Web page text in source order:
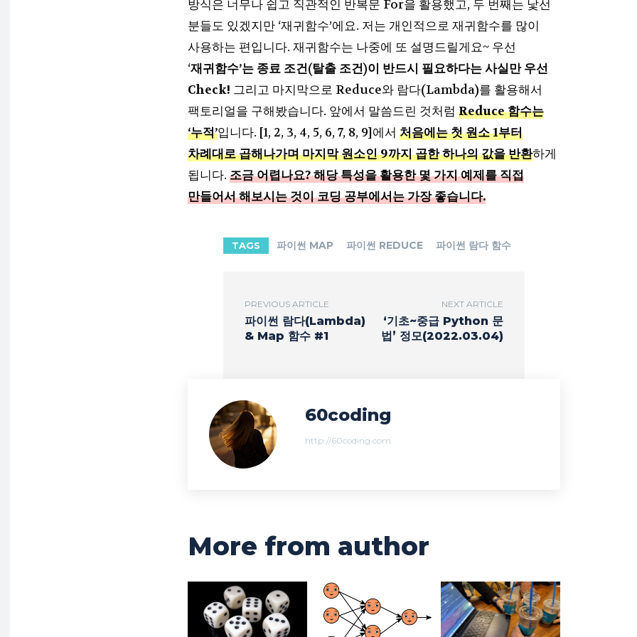
방식은 너무나 쉽고 직관적인 반복문 For을 활용했고, 두 번째는 낯선
분들도 있겠지만 ‘재귀함수’에요. 저는 개인적으로 재귀함수를 많이
사용하는 편입니다. 재귀함수는 나중에 또 설명드릴게요~ 우선
‘재귀함수’는 종료 조건(탈출 조건)이 반드시 필요하다는 사실만 우선
Check! 그리고 마지막으로 Reduce와 람다(Lambda)를 활용해서
팩토리얼을 구해봤습니다. 앞에서 말씀드린 것처럼 Reduce 함수는
‘누적’입니다. [1, 2, 3, 4, 5, 6, 7, 8, 9]에서 처음에는 첫 원소 1부터
차례대로 곱해나가며 마지막 원소인 9까지 곱한 하나의 값을 반환하게
됩니다. 조금 어렵나요? 해당 특성을 활용한 몇 가지 예제를 직접
만들어서 해보시는 것이 코딩 공부에서는 가장 좋습니다.
TAGS 파이썬 MAP 파이썬 REDUCE 파이썬 람다 함수
PREVIOUS ARTICLE
파이썬 람다(Lambda)
& Map 함수 #1
NEXT ARTICLE
‘기초~중급 Python 문
법’ 정모(2022.03.04)
60coding
http://60coding.com
More from author